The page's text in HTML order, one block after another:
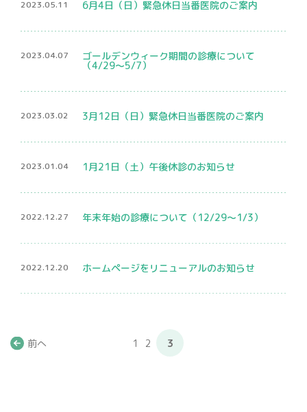
2023.05.11 6月4日（日）緊急休日当番医院のご案内
2023.04.07 ゴールデンウィーク期間の診療について
（4/29～5/7）
2023.03.02 3月12日（日）緊急休日当番医院のご案内
2023.01.04 1月21日（土）午後休診のお知らせ
2022.12.27 年末年始の診療について（12/29～1/3）
2022.12.20 ホームページをリニューアルのお知らせ
前へ 1 2 3